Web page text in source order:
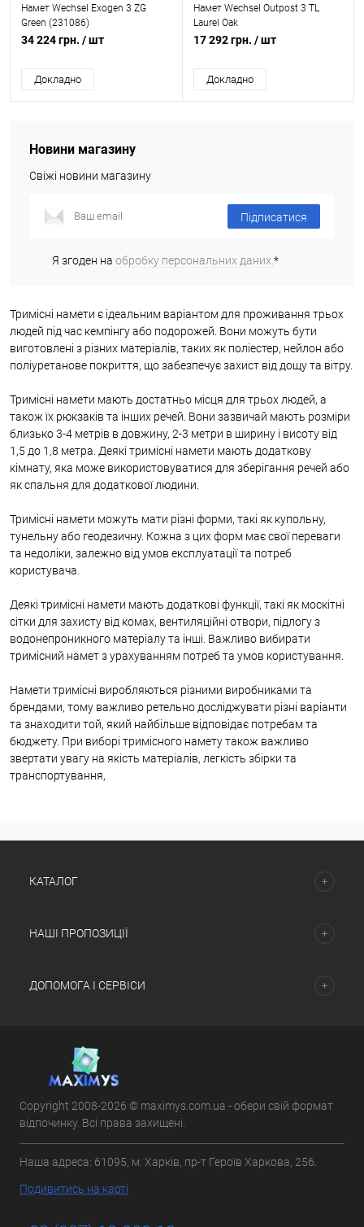
Намет Wechsel Exogen 3 ZG
Green (231086)
34 224 грн. / шт
Докладно
Намет Wechsel Outpost 3 TL
Laurel Oak
17 292 грн. / шт
Докладно
Новини магазину
Свіжі новини магазину
Підписатися
Я згоден на обробку персональних даних.*
Тримісні намети є ідеальним варіантом для проживання трьох
людей під час кемпінгу або подорожей. Вони можуть бути
виготовлені з різних матеріалів, таких як поліестер, нейлон або
поліуретанове покриття, що забезпечує захист від дощу та вітру.
Тримісні намети мають достатньо місця для трьох людей, а
також їх рюкзаків та інших речей. Вони зазвичай мають розміри
близько 3-4 метрів в довжину, 2-3 метри в ширину і висоту від
1,5 до 1,8 метра. Деякі тримісні намети мають додаткову
кімнату, яка може використовуватися для зберігання речей або
як спальня для додаткової людини.
Тримісні намети можуть мати різні форми, такі як купольну,
тунельну або геодезичну. Кожна з цих форм має свої переваги
та недоліки, залежно від умов експлуатації та потреб
користувача.
Деякі тримісні намети мають додаткові функції, такі як москітні
сітки для захисту від комах, вентиляційні отвори, підлогу з
водонепроникного матеріалу та інші. Важливо вибирати
тримісний намет з урахуванням потреб та умов користування.
Намети тримісні виробляються різними виробниками та
брендами, тому важливо ретельно досліджувати різні варіанти
та знаходити той, який найбільше відповідає потребам та
бюджету. При виборі тримісного намету також важливо
звертати увагу на якість матеріалів, легкість збірки та
транспортування,
КАТАЛОГ
НАШІ ПРОПОЗИЦІЇ
ДОПОМОГА І СЕРВІСИ
Copyright 2008-2026 © maximys.com.ua - обери свій формат
відпочинку. Всі права захищені.
Наша адреса: 61095, м. Харків, пр-т Героїв Харкова, 256.
Подивитись на карті